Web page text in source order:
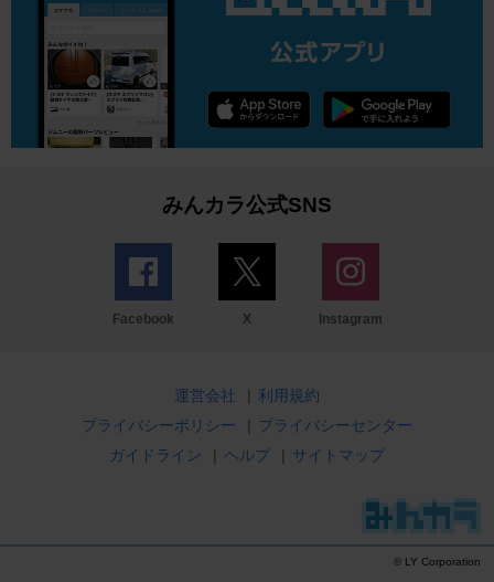
みんカラ公式SNS
Facebook X Instagram
運営会社 | 利用規約
プライバシーポリシー
| プライバシーセンター
ガイドライン
| ヘルプ | サイトマップ
© LY Corporation